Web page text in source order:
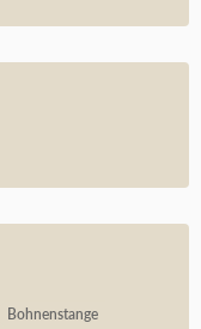
Bohnenstange